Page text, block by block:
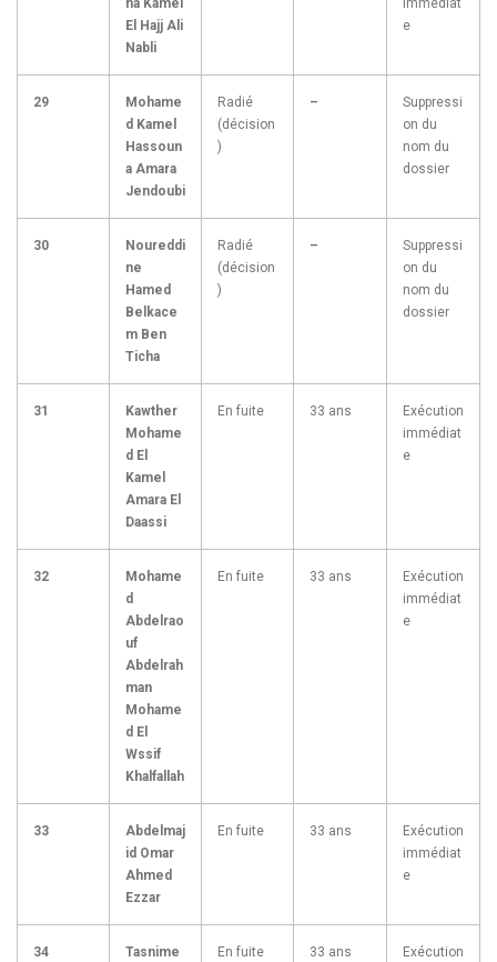
ha Kamel
El Hajj Ali
Nabli
immédiat
e
29
Mohame
d Kamel
Hassoun
a Amara
Jendoubi
Radié
(décision
)
–
Suppressi
on du
nom du
dossier
30
Noureddi
ne
Hamed
Belkace
m Ben
Ticha
Radié
(décision
)
–
Suppressi
on du
nom du
dossier
31
Kawther
Mohame
d El
Kamel
Amara El
Daassi
En fuite 33 ans
Exécution
immédiat
e
32
Mohame
d
Abdelrao
uf
Abdelrah
man
Mohame
d El
Wssif
Khalfallah
En fuite 33 ans
Exécution
immédiat
e
33
Abdelmaj
id Omar
Ahmed
Ezzar
En fuite 33 ans
Exécution
immédiat
e
34
Tasnime
En fuite 33 ans
Exécution